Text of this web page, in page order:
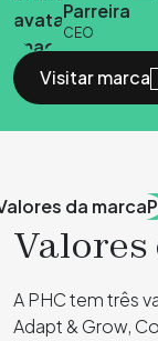
Parreira
CEO
Visitar marca
da marca
A PHC tem três
Adapt & Grow,